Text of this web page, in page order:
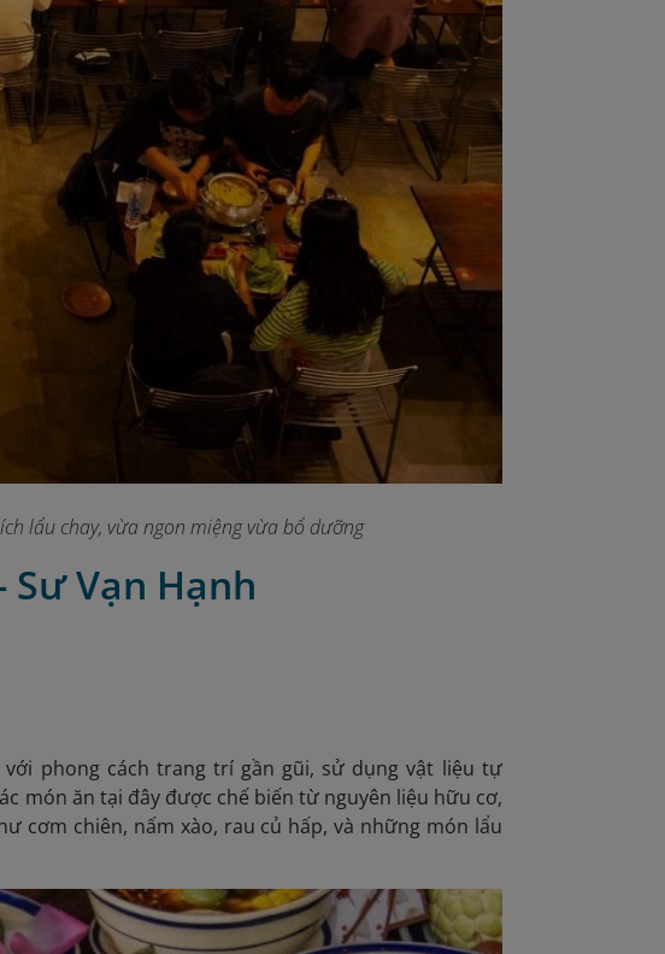
lẩu chay, vừa ngon miệng vừa bổ dưỡng
Sư Vạn Hạnh
phong cách trang trí gần gũi, sử dụng vật liệu tự
món ăn tại đây được chế biến từ nguyên liệu hữu cơ,
cơm chiên, nấm xào, rau củ hấp, và những món lẩu